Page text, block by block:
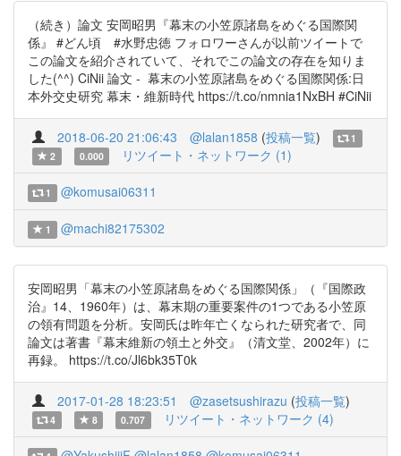
（続き）論文 安岡昭男『幕末の小笠原諸島をめぐる国際関
係』 #どん頃 #水野忠徳 フォロワーさんが以前ツイートで
この論文を紹介されていて、それでこの論文の存在を知りま
した(^^) CiNii 論文 - 幕末の小笠原諸島をめぐる国際関係:日
本外交史研究 幕末・維新時代 https://t.co/nmnia1NxBH #CiNii
2018-06-20 21:06:43 @lalan1858 (投稿一覧)
1
2
0.000 リツイート・ネットワーク (1)
1 @komusai06311
1 @machi82175302
安岡昭男「幕末の小笠原諸島をめぐる国際関係」（『国際政
治』14、1960年）は、幕末期の重要案件の1つである小笠原
の領有問題を分析。安岡氏は昨年亡くなられた研究者で、同
論文は著書『幕末維新の領土と外交』（清文堂、2002年）に
再録。 https://t.co/Jl6bk35T0k
2017-01-28 18:23:51 @zasetsushirazu (投稿一覧)
4 8 0.707 リツイート・ネットワーク (4)